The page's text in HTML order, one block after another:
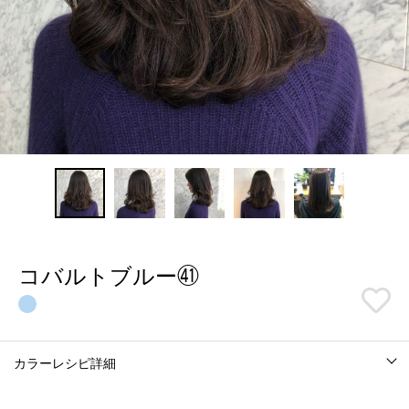
コバルトブルー㊶
カラーレシピ詳細